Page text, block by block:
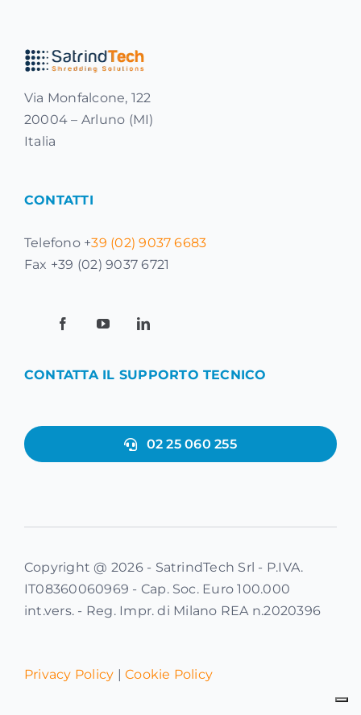
Via Monfalcone, 122
20004 – Arluno (MI)
Italia
CONTATTI
Telefono +39 (02) 9037 6683
Fax +39 (02) 9037 6721
CONTATTA IL SUPPORTO TECNICO
02 25 060 255
Copyright @ 2026 - SatrindTech Srl - P.IVA.
IT08360060969 - Cap. Soc. Euro 100.000
int.vers. - Reg. Impr. di Milano REA n.2020396
Privacy Policy |Cookie Policy